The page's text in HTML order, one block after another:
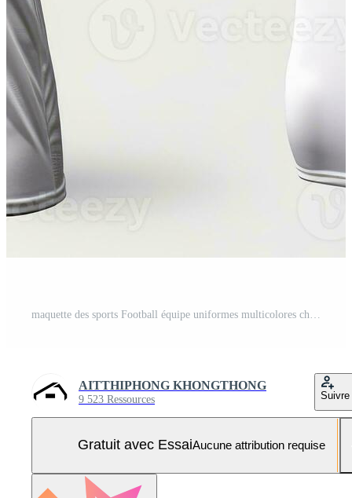
AITTHIPHONG KHONGTHONG
9 523 Ressources Suivre
Gratuit avec EssaiAucune attribution requise